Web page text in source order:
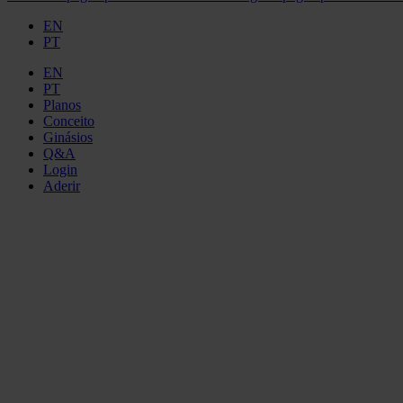
EN
PT
EN
PT
Planos
Conceito
Ginásios
Q&A
Login
Aderir